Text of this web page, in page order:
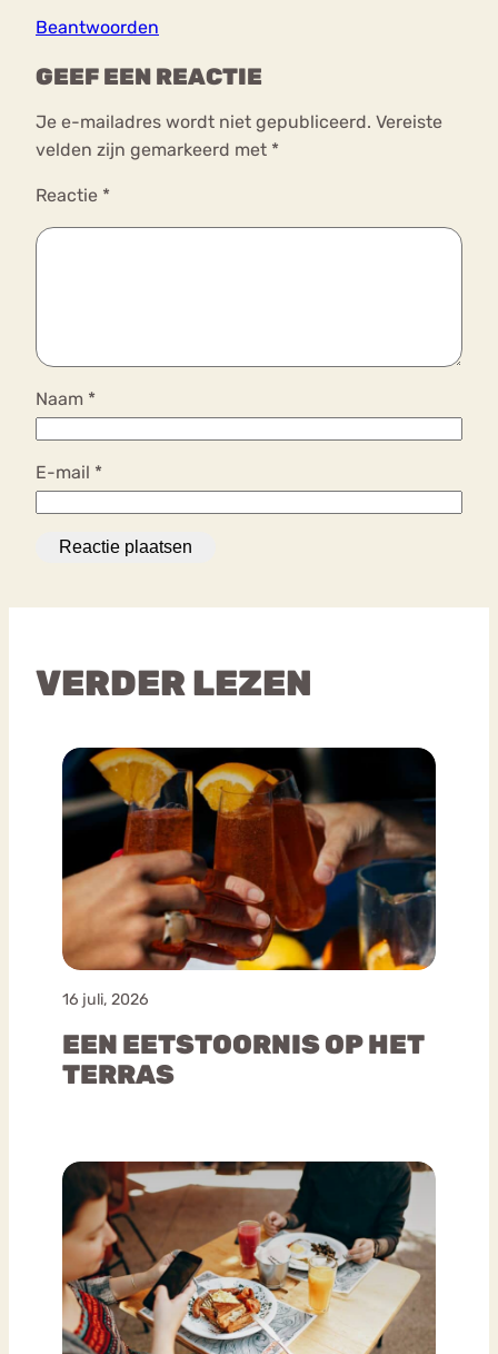
Beantwoorden
GEEF EEN REACTIE
Je e-mailadres wordt niet gepubliceerd. Vereiste
velden zijn gemarkeerd met *
Reactie *
Naam *
E-mail *
VERDER LEZEN
16 juli, 2026
EEN EETSTOORNIS OP HET
TERRAS